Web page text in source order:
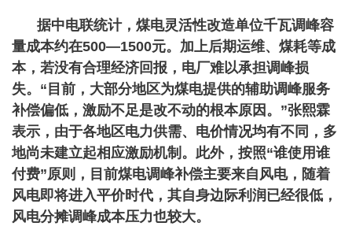
据中电联统计，煤电灵活性改造单位千瓦调峰容
量成本约在500—1500元。加上后期运维、煤耗等成
本，若没有合理经济回报，电厂难以承担调峰损
失。“目前，大部分地区为煤电提供的辅助调峰服务
补偿偏低，激励不足是改不动的根本原因。”张熙霖
表示，由于各地区电力供需、电价情况均有不同，多
地尚未建立起相应激励机制。此外，按照“谁使用谁
付费”原则，目前煤电调峰补偿主要来自风电，随着
风电即将进入平价时代，其自身边际利润已经很低，
风电分摊调峰成本压力也较大。